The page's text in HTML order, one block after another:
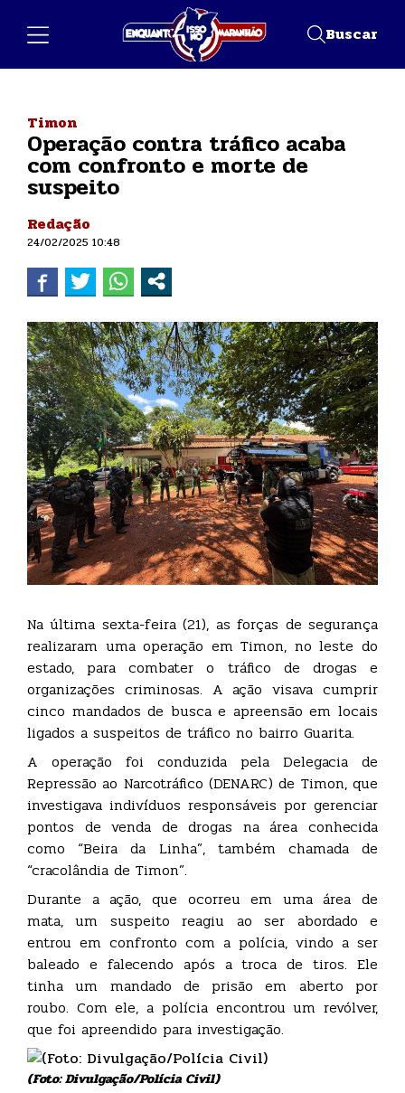
Buscar
Timon
Operação contra tráfico acaba
com confronto e morte de
suspeito
Redação
24/02/2025 10:48
Na última sexta-feira (21), as forças de segurança
realizaram uma operação em Timon, no leste do
estado, para combater o tráfico de drogas e
organizações criminosas. A ação visava cumprir
cinco mandados de busca e apreensão em locais
ligados a suspeitos de tráfico no bairro Guarita.
A operação foi conduzida pela Delegacia de
Repressão ao Narcotráfico (DENARC) de Timon, que
investigava indivíduos responsáveis por gerenciar
pontos de venda de drogas na área conhecida
como “Beira da Linha”, também chamada de
“cracolândia de Timon”.
Durante a ação, que ocorreu em uma área de
mata, um suspeito reagiu ao ser abordado e
entrou em confronto com a polícia, vindo a ser
baleado e falecendo após a troca de tiros. Ele
tinha um mandado de prisão em aberto por
roubo. Com ele, a polícia encontrou um revólver,
que foi apreendido para investigação.
(Foto: Divulgação/Polícia Civil)